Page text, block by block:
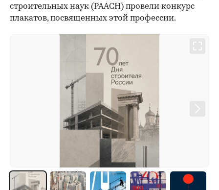
строительных наук (РААСН) провели конкурс
плакатов, посвященных этой профессии.